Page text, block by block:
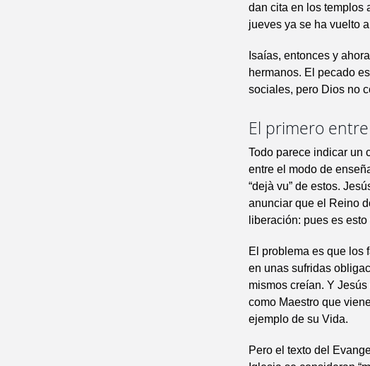
dan cita en los templos
jueves ya se ha vuelto
Isaías, entonces y
hermanos. El pecado
sociales, pero Dios no
El primero
Todo parece indicar un
entre el modo de
“dejà vu” de estos.
anunciar que el Reino
liberación: pues es
El problema es que los
en unas sufridas
mismos creían. Y
como Maestro que
ejemplo de su Vida.
Pero el texto del